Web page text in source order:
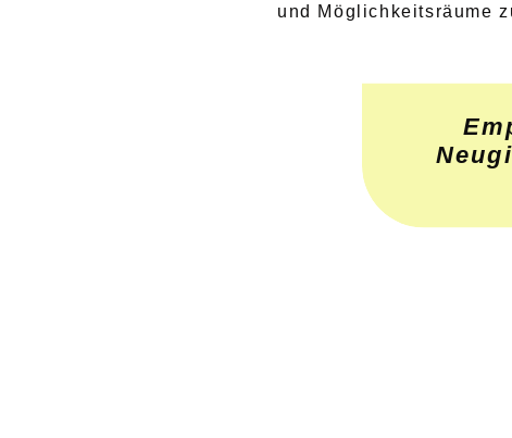
und Möglichkeitsräume